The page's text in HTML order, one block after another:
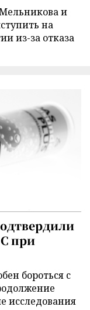
и
на
из-за отказа
при
бороться с
исследования